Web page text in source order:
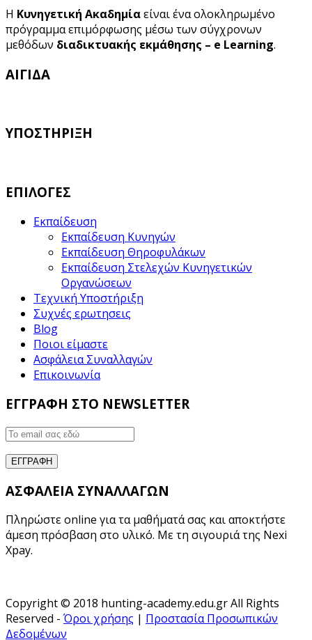
Η Κυνηγετική Ακαδημίαείναι ένα ολοκληρωμένο
πρόγραμμα επιμόρφωσης μέσω των σύγχρονων
μεθόδων διαδικτυακής εκμάθησης – e Learning.
ΑΙΓΙΔΑ
ΥΠΟΣΤΗΡΙΞΗ
ΕΠΙΛΟΓΕΣ
Εκπαίδευση
Εκπαίδευση Κυνηγών
Εκπαίδευση Θηροφυλάκων
Εκπαίδευση Στελεχών Κυνηγετικών
Οργανώσεων
Τεχνική Υποστήριξη
Συχνές ερωτησεις
Blog
Ποιοι είμαστε
Ασφάλεια Συναλλαγών
Επικοινωνία
ΕΓΓΡΑΦΗ ΣΤΟ NEWSLETTER
ΑΣΦΑΛΕΙΑ ΣΥΝΑΛΛΑΓΩΝ
Πληρώστε online για τα μαθήματά σας και αποκτήστε
άμεση πρόσβαση στο υλικό. Με τη σιγουριά της Nexi
Xpay.
Copyright © 2018 hunting-academy.edu.gr All Rights
Reserved - Όροι χρήσης | Προστασία Προσωπικών
Δεδομένων